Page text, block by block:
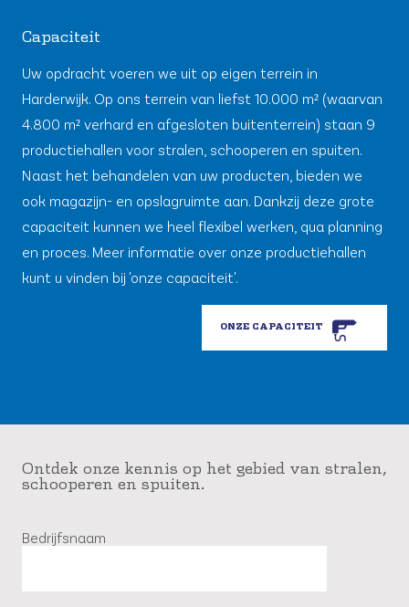
Capaciteit
​Uw opdracht voeren we uit op eigen terrein in
Harderwijk. Op ons terrein van liefst 10.000 m² (waarvan
4.800 m² verhard en afgesloten buitenterrein) staan 9
productiehallen voor stralen, schooperen en spuiten.
Naast het behandelen van uw producten, bieden we
ook magazijn- en opslagruimte aan. Dankzij deze grote
capaciteit kunnen we heel flexibel werken, qua planning
en proces. Meer informatie over onze productiehallen
kunt u vinden bij 'onze capaciteit'.
ONZE CAPACITEIT
Ontdek onze kennis op het gebied van stralen,
schooperen en spuiten.
Bedrijfsnaam